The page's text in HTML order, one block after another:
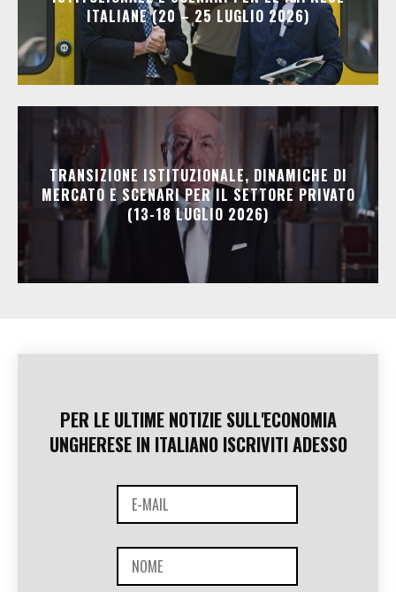
ITALIANE (20 – 25 LUGLIO 2026)
TRANSIZIONE ISTITUZIONALE, DINAMICHE DI
MERCATO E SCENARI PER IL SETTORE PRIVATO
(13-18 LUGLIO 2026)
PER LE ULTIME NOTIZIE SULL'ECONOMIA
UNGHERESE IN ITALIANO ISCRIVITI ADESSO